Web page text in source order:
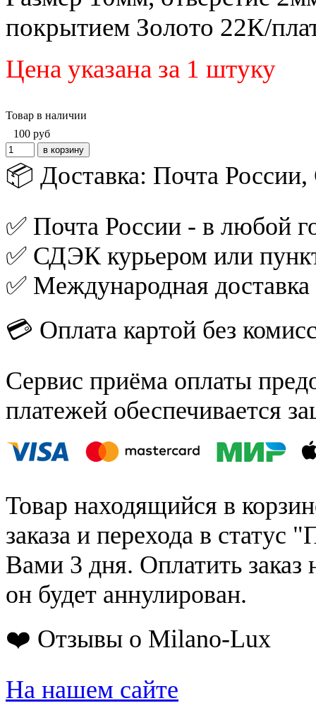
покрытием Золото 22К/
Цена указана за 1 штуку
Товар в наличии
100 руб
📦 Доставка: Почта
✅ Почта России - в любой
✅ СДЭК курьером или
✅ Международная
💳 Оплата картой без
Сервис приёма оплаты
платежей обеспечивается
Товар находящийся в
заказа и перехода в статус
Вами 3 дня. Оплатить заказ
он будет аннулирован.
❤️ Отзывы о Milano-Lux
На нашем сайте